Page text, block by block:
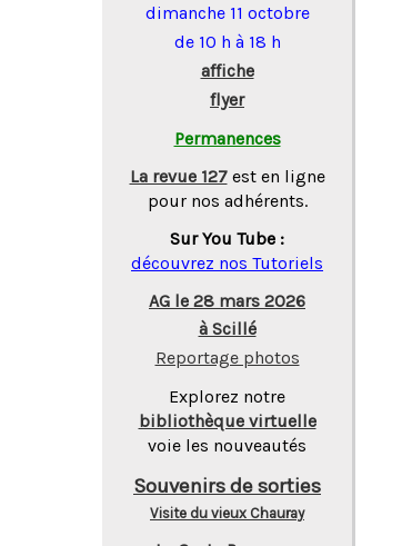
dimanche 11 octobre
de 10 h à 18 h
affiche
flyer
Permanences
La revue 127 est en ligne
pour nos adhérents.
Sur You Tube :
découvrez nos Tutoriels
AG le 28 mars 2026
à Scillé
Reportage photos
Explorez notre
bibliothèque virtuelle
voie les nouveautés
Souvenirs de sorties
Visite du vieux Chauray